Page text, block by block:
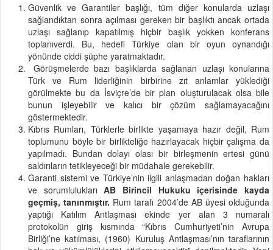
Güvenlik ve Garantiler başlığı, tüm diğer konularda uzlaşı
sağlandıktan sonra açılması gereken bir başlıktı ancak ortada
uzlaşı sağlanıp kapatılmış hiçbir başlık yokken konferans
toplanıverdi. Bu, hedefi Türkiye olan bir oyun oynandığı
yönünde ciddi şüphe yaratmaktadır.
Görüşmelerde bazı başlıklarda sağlanan uzlaşı konularına
Türk ve Rum liderliğinin birbirine zıt anlamlar yüklediği
görülmekte bu da İsviçre’de bir plan oluşturulacak olsa bile
bunun işleyebilir ve kalıcı bir çözüm sağlamayacağını
göstermektedir.
Kıbrıs Rumları, Türklerle birlikte yaşamaya hazır değil, Rum
toplumunu böyle bir birlikteliğe hazırlayacak hiçbir çalışma da
yapılmadı. Bundan dolayı olası bir birleşmenin ertesi günü
saldırıların tetikleyeceği bir müdahale gerekebilir.
Garanti sistemi ve Türkiye’nin ilgili anlaşmadan doğan hakları
ve sorumluluklarıAB Birincil Hukuku içerisinde kayda
geçmiş, tanınmıştır. Rum tarafı 2004’de AB üyesi olduğunda
yaptığı Katılım Antlaşması ekinde yer alan 3 numaralı
protokolün giriş kısmında “Kıbrıs Cumhuriyeti’nin Avrupa
Birliği’ne katılması, (1960) Kuruluş Antlaşması’nın taraflarının